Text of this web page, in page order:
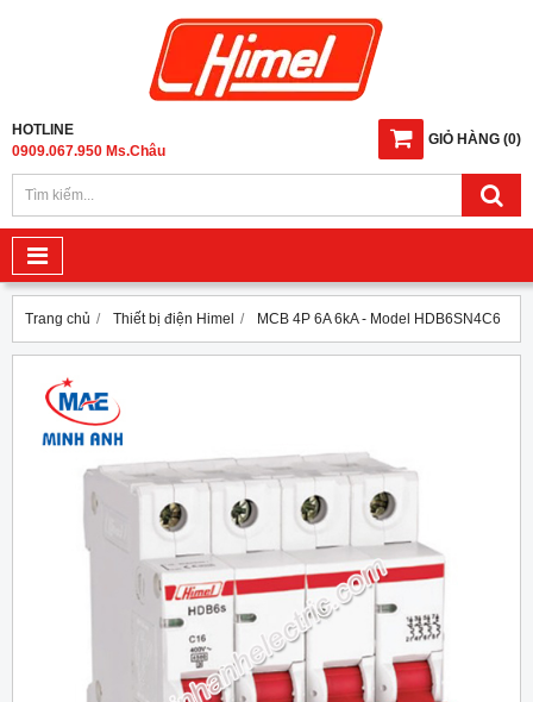
GIỎ HÀNG (0)
HOTLINE
0909.067.950 Ms.Châu
Trang chủ Thiết bị điện Himel MCB 4P 6A 6kA - Model HDB6SN4C6